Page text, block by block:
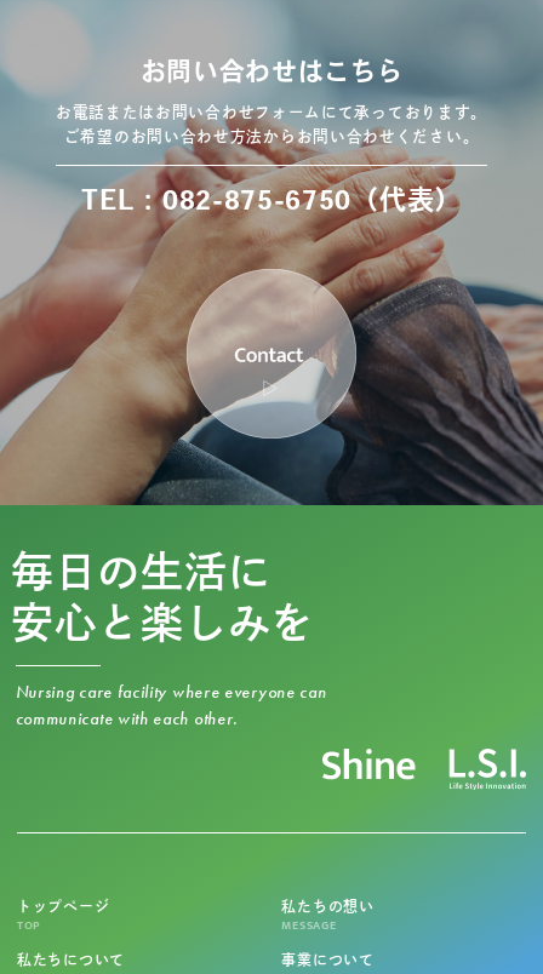
お問い合わせはこちら
お電話またはお問い合わせフォームにて承っております。
ご希望のお問い合わせ方法からお問い合わせください。
TEL：082-875-6750（代表）
毎日の生活に
安心と楽しみを
Nursing care facility where everyone can
communicate with each other.
トップページ
TOP
私たちの想い
MESSAGE
私たちについて 事業について